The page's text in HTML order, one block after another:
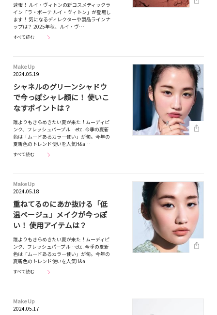
速報！ ルイ・ヴィトンの新コスメティックラ
イン「ラ・ボーテ ルイ・ヴィトン」が登場し
ます！ 気になるディレクターや製品ラインナ
ップは？ 2025年秋、ルイ・ヴ…
すべて読む
Make Up
2024.05.19
シャネルのグリーンシャドウ
で今っぽシャレ顔に！ 使いこ
なすポイントは？
誰よりもきらめきたい夏が来た！ムーディピ
ンク、フレッシュパープル…etc. 今季の夏新
色は「ムードあるカラー使い」が旬。今年の
夏新色のトレンド使いを人気H&a…
すべて読む
Make Up
2024.05.18
重ねてるのにあか抜ける「低
温ベージュ」メイクが今っぽ
い！ 使用アイテムは？
誰よりもきらめきたい夏が来た！ムーディピ
ンク、フレッシュパープル…etc. 今季の夏新
色は「ムードあるカラー使い」が旬。今年の
夏新色のトレンド使いを人気H&a…
すべて読む
Make Up
2024.05.17